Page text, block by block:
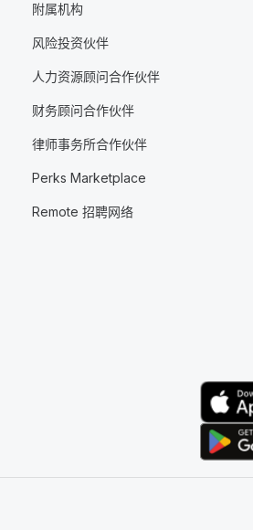
附属机构
风险投资伙伴
人力资源顾问合作伙伴
财务顾问合作伙伴
律师事务所合作伙伴
Perks Marketplace
Remote 招聘网络